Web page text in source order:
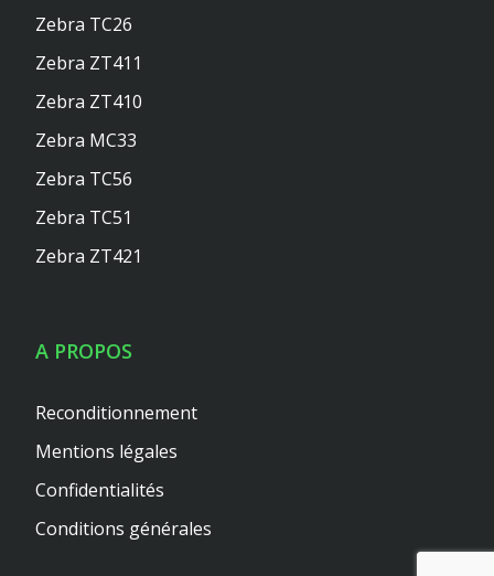
Zebra TC26
Zebra ZT411
Zebra ZT410
Zebra MC33
Zebra TC56
Zebra TC51
Zebra ZT421
A PROPOS
Reconditionnement
Mentions légales
Confidentialités
Conditions générales